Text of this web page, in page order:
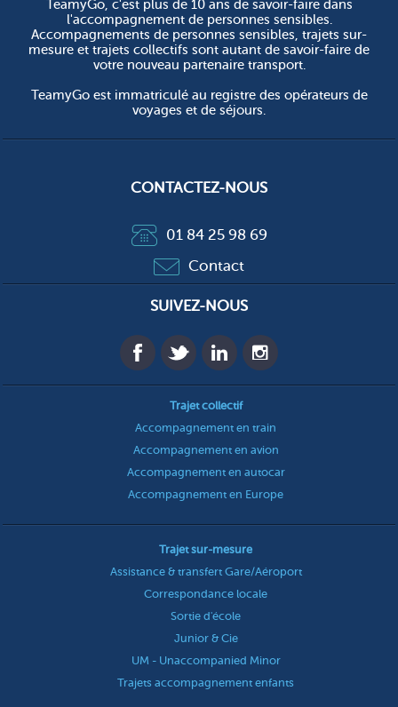
TeamyGo, c'est plus de 10 ans de savoir-faire dans
l'accompagnement de personnes sensibles.
Accompagnements de personnes sensibles, trajets sur-
mesure et trajets collectifs sont autant de savoir-faire de
votre nouveau partenaire transport.
TeamyGo est immatriculé au registre des opérateurs de
voyages et de séjours.
CONTACTEZ-NOUS
01 84 25 98 69
Contact
SUIVEZ-NOUS
Trajet collectif
Accompagnement en train
Accompagnement en avion
Accompagnement en autocar
Accompagnement en Europe
Trajet sur-mesure
Assistance & transfert Gare/Aéroport
Correspondance locale
Sortie d'école
Junior & Cie
UM - Unaccompanied Minor
Trajets accompagnement enfants